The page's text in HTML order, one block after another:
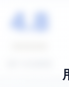
投放：多平台分销、
评分4.2/5、评论约3k
用“精准数显±1℃+无
工，获得溢价合理性
4.8